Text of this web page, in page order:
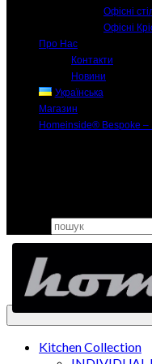
Офісні
Офісні
Про Нас
Контакти
Новини
Українська
Магазин
Homeinside® Bespoke
Kitchen Collection